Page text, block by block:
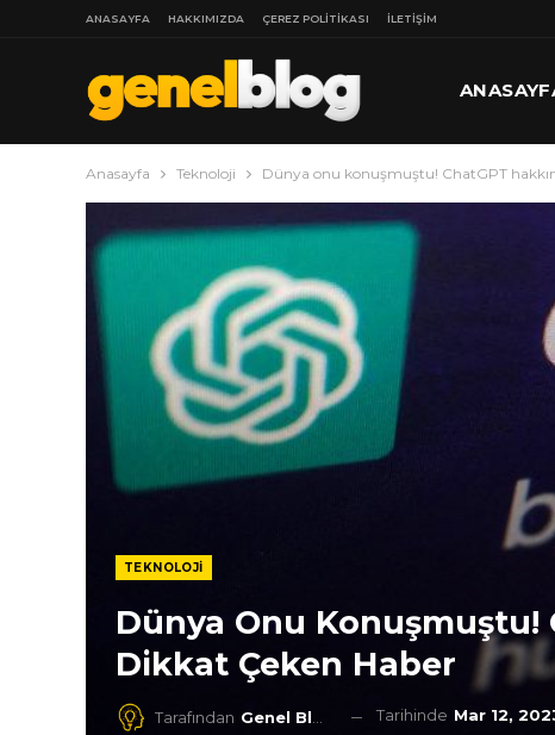
ANASAYFA HAKKIMIZDA ÇEREZ POLITIKASI İLETIŞIM
Anasayfa Teknoloji Dünya onu konuşmuştu! ChatGPT
TEKNOLOJI
Dünya Onu Konuşmuştu!
Dikkat Çeken Haber
Tarafından Genel Blog Tarihinde Mar 12,